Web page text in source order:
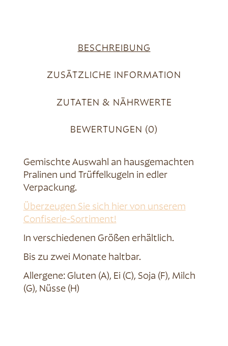
BESCHREIBUNG
ZUSÄTZLICHE INFORMATION
ZUTATEN & NÄHRWERTE
BEWERTUNGEN (0)
Gemischte Auswahl an hausgemachten
Pralinen und Trüffelkugeln in edler
Verpackung.
Überzeugen Sie sich hier von unserem
Confiserie-Sortiment!
In verschiedenen Größen erhältlich.
Bis zu zwei Monate haltbar.
Allergene: Gluten (A), Ei (C), Soja (F), Milch
(G), Nüsse (H)